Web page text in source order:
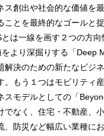
ス創出や社会的な価値を
ことを最終的なゴールと
は一線を画す２つの方向
より深掘りする「Deep
解決のための新たなビジ
。もう１つはモビリティ
スモデルとしての「
でなく、住宅・不動産、
、防災など幅広い業種に